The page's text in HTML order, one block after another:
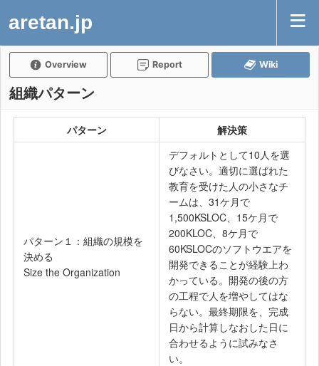
aretan.jp
Overview Report Wiki
組織パターン
パターン 解決策
パターン１：組織の規模を
決める
Size the Organization
デフォルトとして10人を選
びなさい。適切に選ばれた
教育を受けた人の小さなチ
ームは、31ケ月で
1,500KSLOC、15ケ月で
200KLOC、8ケ月で
60KSLOCのソフトウエアを
開発できることが経験上わ
かっている。開発の後の方
の工程で人を増やしてはな
らない。最終期限を、完成
日から計算しなおした日に
合わせるように試みなさ
い。